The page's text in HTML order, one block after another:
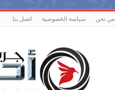
من نحن سياسة الخصوصية اتصل بنا